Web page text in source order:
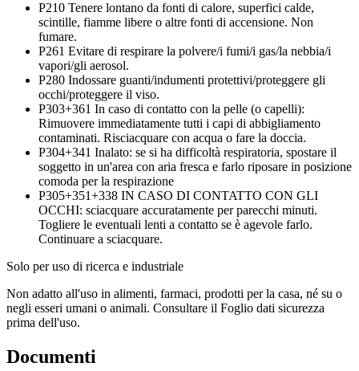
P210 Tenere lontano da fonti di calore, superfici calde,
scintille, fiamme libere o altre fonti di accensione. Non
fumare.
P261 Evitare di respirare la polvere/i fumi/i gas/la nebbia/i
vapori/gli aerosol.
P280 Indossare guanti/indumenti protettivi/proteggere gli
occhi/proteggere il viso.
P303+361 In caso di contatto con la pelle (o capelli):
Rimuovere immediatamente tutti i capi di abbigliamento
contaminati. Risciacquare con acqua o fare la doccia.
P304+341 Inalato: se si ha difficoltà respiratoria, spostare il
soggetto in un'area con aria fresca e farlo riposare in posizione
comoda per la respirazione
P305+351+338 IN CASO DI CONTATTO CON GLI
OCCHI: sciacquare accuratamente per parecchi minuti.
Togliere le eventuali lenti a contatto se è agevole farlo.
Continuare a sciacquare.
Solo per uso di ricerca e industriale
Non adatto all'uso in alimenti, farmaci, prodotti per la casa, né su o
negli esseri umani o animali. Consultare il Foglio dati sicurezza
prima dell'uso.
Documenti